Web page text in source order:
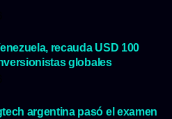
recauda USD 100
globales
argentina pasó el examen